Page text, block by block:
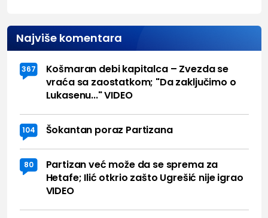
Najviše komentara
367
Košmaran debi kapitalca – Zvezda se
vraća sa zaostatkom; "Da zaključimo o
Lukasenu..." VIDEO
104 Šokantan poraz Partizana
80
Partizan već može da se sprema za
Hetafe; Ilić otkrio zašto Ugrešić nije igrao
VIDEO